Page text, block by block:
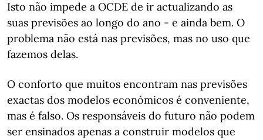
Isto não impede a OCDE de ir actualizando as
suas previsões ao longo do ano - e ainda bem. O
problema não está nas previsões, mas no uso que
fazemos delas.
O conforto que muitos encontram nas previsões
exactas dos modelos económicos é conveniente,
mas é falso. Os responsáveis do futuro não podem
ser ensinados apenas a construir modelos que